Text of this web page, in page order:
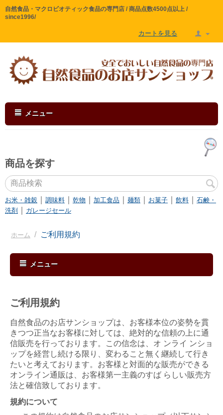
自然食品・マクロビオティック食品の専門店 / 商品点数4500点以上 /
since1996/
カートを見る
メニュー
商品を探す
お米・雑穀 調味料 乾物 加工食品 麺類 お菓子 飲料
石鹸・
洗剤
ガレージセール
ホーム / ご利用規約
メニュー
ご利用規約
自然食品のお店サンショップは、お客様本位の姿勢を貫
きつつ正当なお客様に対しては、絶対的な信頼の上に通
信販売を行っております。この信念は、オ ンライ ンショ
ップを経営し続ける限り、変わること無く継続して行き
たいと考えております。お客様と対面的な販売ができる
オンライン通販は、お客様第一主義のすば らしい販売方
法と確信致しております。
規約について